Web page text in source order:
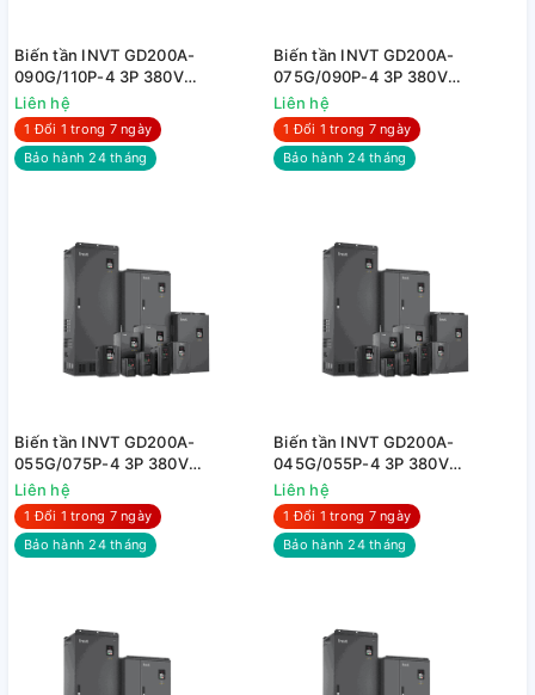
Biến tần INVT GD200A-
090G/110P-4 3P 380V
90kW/110kW
Liên hệ
1 Đổi 1 trong 7 ngày
Bảo hành 24 tháng
Biến tần INVT GD200A-
075G/090P-4 3P 380V
75kW/90kW
Liên hệ
1 Đổi 1 trong 7 ngày
Bảo hành 24 tháng
Biến tần INVT GD200A-
055G/075P-4 3P 380V
55kW/75kW
Liên hệ
1 Đổi 1 trong 7 ngày
Bảo hành 24 tháng
Biến tần INVT GD200A-
045G/055P-4 3P 380V
45kW/55kW
Liên hệ
1 Đổi 1 trong 7 ngày
Bảo hành 24 tháng